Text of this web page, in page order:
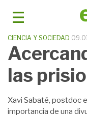
CIENCIA Y SOCIEDAD
las
Xavi Sabaté, postdoc
importancia de una